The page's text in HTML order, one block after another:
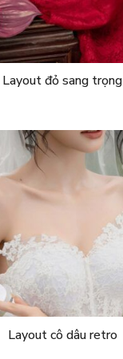
Layout đỏ sang trọng
Layout cô dâu retro